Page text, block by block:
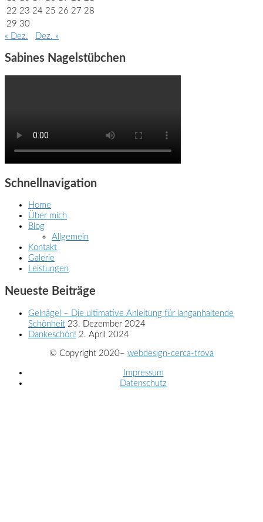
22 23 24 25 26 27 28
29 30
« Dez.
Dez. »
Sabines Nagelstübchen
Schnellnavigation
Home
Über mich
Blog
Allgemein
Kontakt
Galerie
Leistungen
Neueste Beiträge
Gelnägel – Die ultimative Anleitung für langanhaltende
Schönheit 23. Dezember 2024
Dankeschön! 2. April 2024
© Copyright 2020– webdesign-cerca-trova
Impressum
Datenschutz